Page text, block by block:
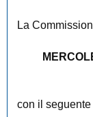
La
con il seguente